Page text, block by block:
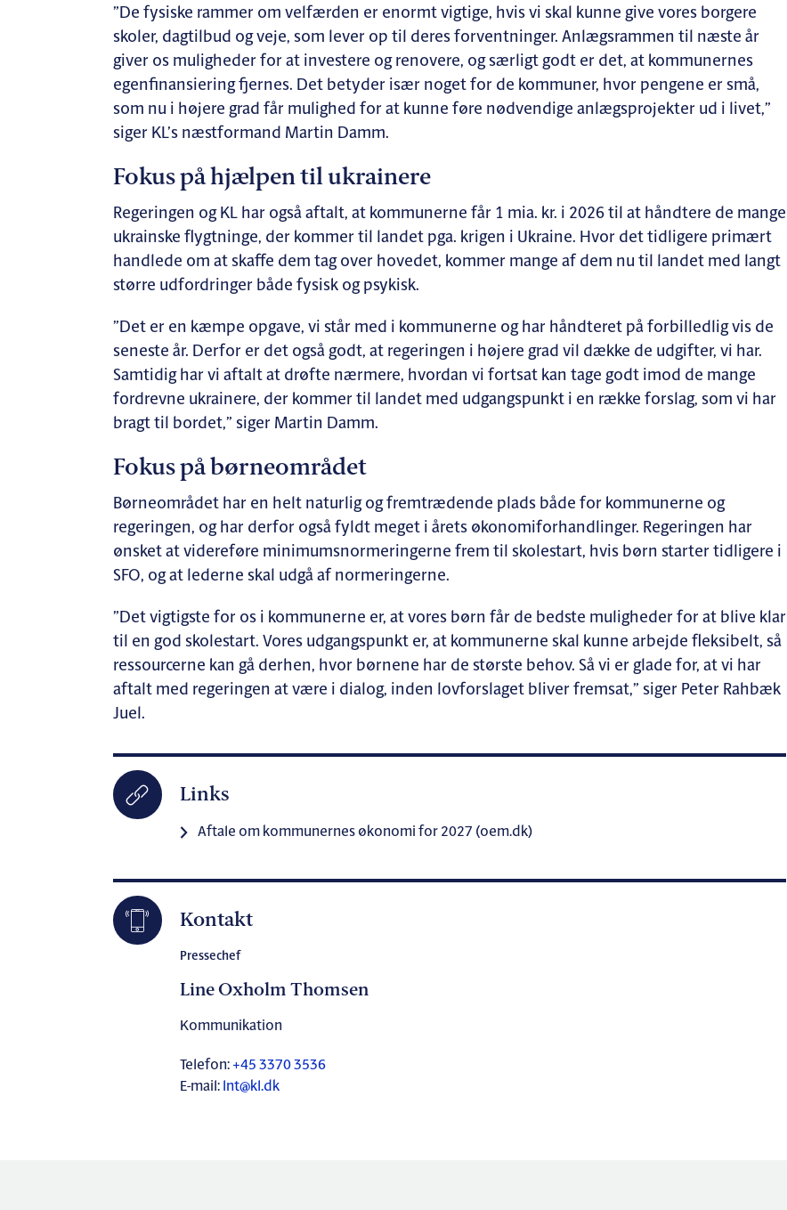
”De fysiske rammer om velfærden er enormt vigtige, hvis vi skal kunne give vores borgere
skoler, dagtilbud og veje, som lever op til deres forventninger. Anlægsrammen til næste år
giver os muligheder for at investere og renovere, og særligt godt er det, at kommunernes
egenfinansiering fjernes. Det betyder især noget for de kommuner, hvor pengene er små,
som nu i højere grad får mulighed for at kunne føre nødvendige anlægsprojekter ud i livet,”
siger KL’s næstformand Martin Damm.
Fokus på hjælpen til ukrainere
Regeringen og KL har også aftalt, at kommunerne får 1 mia. kr. i 2026 til at håndtere de mange
ukrainske flygtninge, der kommer til landet pga. krigen i Ukraine. Hvor det tidligere primært
handlede om at skaffe dem tag over hovedet, kommer mange af dem nu til landet med langt
større udfordringer både fysisk og psykisk.
”Det er en kæmpe opgave, vi står med i kommunerne og har håndteret på forbilledlig vis de
seneste år. Derfor er det også godt, at regeringen i højere grad vil dække de udgifter, vi har.
Samtidig har vi aftalt at drøfte nærmere, hvordan vi fortsat kan tage godt imod de mange
fordrevne ukrainere, der kommer til landet med udgangspunkt i en række forslag, som vi har
bragt til bordet,” siger Martin Damm.
Fokus på børneområdet
Børneområdet har en helt naturlig og fremtrædende plads både for kommunerne og
regeringen, og har derfor også fyldt meget i årets økonomiforhandlinger. Regeringen har
ønsket at videreføre minimumsnormeringerne frem til skolestart, hvis børn starter tidligere i
SFO, og at lederne skal udgå af normeringerne.
”Det vigtigste for os i kommunerne er, at vores børn får de bedste muligheder for at blive klar
til en god skolestart. Vores udgangspunkt er, at kommunerne skal kunne arbejde fleksibelt, så
ressourcerne kan gå derhen, hvor børnene har de største behov. Så vi er glade for, at vi har
aftalt med regeringen at være i dialog, inden lovforslaget bliver fremsat,” siger Peter Rahbæk
Juel.
Links
Aftale om kommunernes økonomi for 2027 (oem.dk)
Kontakt
Pressechef
Line Oxholm Thomsen
Kommunikation
Telefon:+45 3370 3536
E-mail: lnt@kl.dk